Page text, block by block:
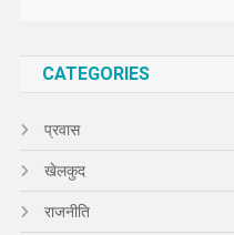
CATEGORIES
प्रवास
खेलकुद
राजनीति